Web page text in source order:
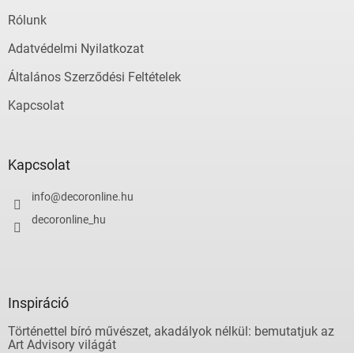
e
Rólunk
Adatvédelmi Nyilatkozat
Általános Szerződési Feltételek
Kapcsolat
Kapcsolat
info@decoronline.hu
decoronline_hu
Inspiráció
Történettel bíró művészet, akadályok nélkül: bemutatjuk az
Art Advisory világát